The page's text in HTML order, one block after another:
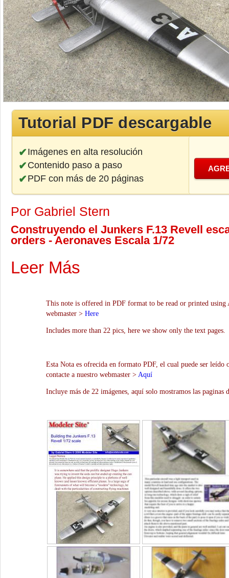
Tutorial PDF descargable
Imágenes en alta resolución
Contenido paso a paso
PDF con más de 20 páginas
Por Gabriel Stern
Construyendo el Junkers F.13 Revell
orders - Aeronaves Escala 1/72
Leer Más
This note is offered in PDF format to be read or printed using
webmaster > Here
Includes more than 22 pics, here we show only the text pages.
Esta Nota es ofrecida en formato PDF, el cual puede ser leído
contacte a nuestro webmaster > Aquí
Incluye más de 22 imágenes, aquí solo mostramos las paginas